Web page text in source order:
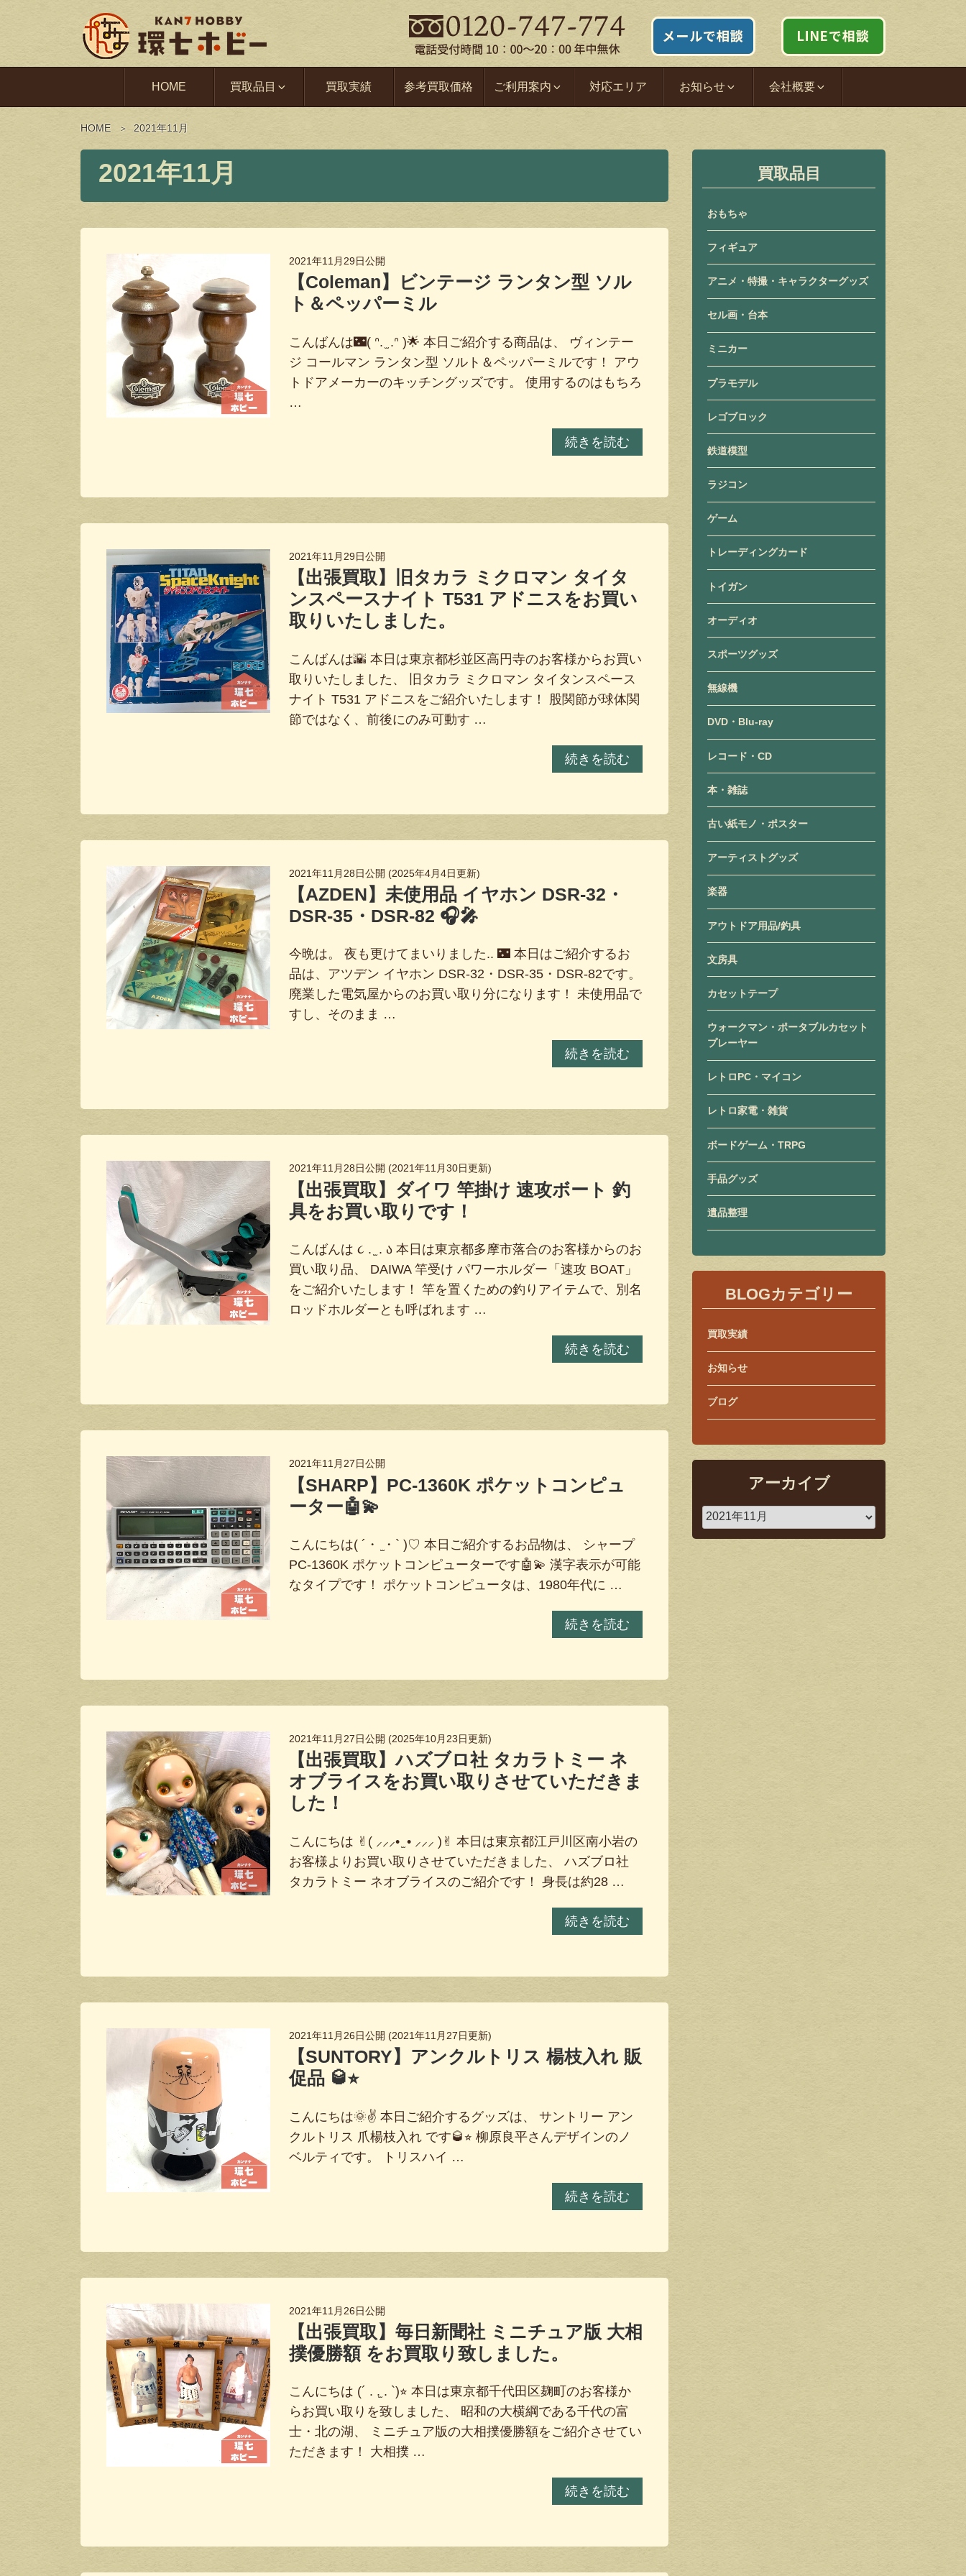
HOME 買取品目 買取実績 参考買取価格 ご利用案内 対応エリア お知らせ 会社概要
HOME 2021年11月
2021年11月
2021年11月29日公開
【Coleman】ビンテージ ランタン型 ソル
ト＆ペッパーミル
こんばんは🌃( ᐢ. ̫ .ᐢ )🌟 本日ご紹介する商品は、 ヴィンテー
ジ コールマン ランタン型 ソルト＆ペッパーミルです！ アウ
トドアメーカーのキッチングッズです。 使用するのはもちろ
…
続きを読む
2021年11月29日公開
【出張買取】旧タカラ ミクロマン タイタ
ンスペースナイト T531 アドニスをお買い
取りいたしました。
こんばんは🌇 本日は東京都杉並区高円寺のお客様からお買い
取りいたしました、 旧タカラ ミクロマン タイタンスペース
ナイト T531 アドニスをご紹介いたします！ 股関節が球体関
節ではなく、前後にのみ可動す …
続きを読む
2021年11月28日公開 (2025年4月4日更新)
【AZDEN】未使用品 イヤホン DSR-32・
DSR-35・DSR-82 🎧🎤
今晩は。 夜も更けてまいりました.. 🌃 本日はご紹介するお
品は、アツデン イヤホン DSR-32・DSR-35・DSR-82です。
廃業した電気屋からのお買い取り分になります！ 未使用品で
すし、そのまま …
続きを読む
2021年11月28日公開 (2021年11月30日更新)
【出張買取】ダイワ 竿掛け 速攻ボート 釣
具をお買い取りです！
こんばんは ૮ . ̫ . ა 本日は東京都多摩市落合のお客様からのお
買い取り品、 DAIWA 竿受け パワーホルダー「速攻 BOAT」
をご紹介いたします！ 竿を置くための釣りアイテムで、別名
ロッドホルダーとも呼ばれます …
続きを読む
2021年11月27日公開
【SHARP】PC-1360K ポケットコンピュ
ーター🤖💫
こんにちは( ´・ ̫・` )♡ 本日ご紹介するお品物は、 シャープ
PC-1360K ポケットコンピューターです🤖💫 漢字表示が可能
なタイプです！ ポケットコンピュータは、1980年代に …
続きを読む
2021年11月27日公開 (2025年10月23日更新)
【出張買取】ハズブロ社 タカラトミー ネ
オブライスをお買い取りさせていただきま
した！
こんにちは ✌︎( ⸝⸝⸝• ̫ • ⸝⸝⸝ )✌︎ 本日は東京都江戸川区南小岩の
お客様よりお買い取りさせていただきました、 ハズブロ社
タカラトミー ネオブライスのご紹介です！ 身長は約28 …
続きを読む
2021年11月26日公開 (2021年11月27日更新)
【SUNTORY】アンクルトリス 楊枝入れ 販
促品 🥃⭐︎
こんにちは🌞✌️ 本日ご紹介するグッズは、 サントリー アン
クルトリス 爪楊枝入れ です🥃⭐︎ 柳原良平さんデザインのノ
ベルティです。 トリスハイ …
続きを読む
2021年11月26日公開
【出張買取】毎日新聞社 ミニチュア版 大相
撲優勝額 をお買取り致しました。
こんにちは (´ . .̫ . `)⭐︎ 本日は東京都千代田区麹町のお客様か
らお買い取りを致しました、 昭和の大横綱である千代の富
士・北の湖、 ミニチュア版の大相撲優勝額をご紹介させてい
ただきます！ 大相撲 …
続きを読む
買取品目
おもちゃ
フィギュア
アニメ・特撮・キャラクターグッズ
セル画・台本
ミニカー
プラモデル
レゴブロック
鉄道模型
ラジコン
ゲーム
トレーディングカード
トイガン
オーディオ
スポーツグッズ
無線機
DVD・Blu-ray
レコード・CD
本・雑誌
古い紙モノ・ポスター
アーティストグッズ
楽器
アウトドア用品/釣具
文房具
カセットテープ
ウォークマン・ポータブルカセット
プレーヤー
レトロPC・マイコン
レトロ家電・雑貨
ボードゲーム・TRPG
手品グッズ
遺品整理
BLOGカテゴリー
買取実績
お知らせ
ブログ
アーカイブ